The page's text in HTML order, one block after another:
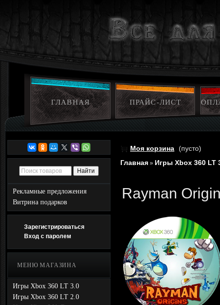
ГЛАВНАЯ ПРАЙС-ЛИСТ
Рекламные предложения
Витрина подарков
Зарегистрироваться
Вход с паролем
МЕНЮ МАГАЗИНА
Игры Xbox 360 LT 3.0
Игры Xbox 360 LT 2.0
Моя корзина (пусто)
Главная » Игры Xbox 360 LT
Rayman